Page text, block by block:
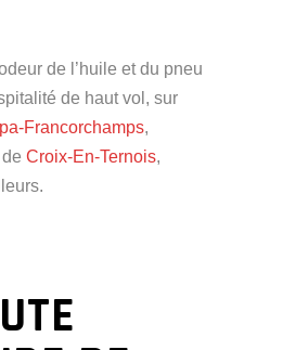
de l’huile et du pneu
de haut vol, sur
Francorchamps,
de Croix-En-Ternois,